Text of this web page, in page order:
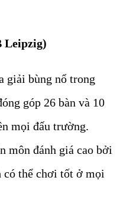
Leipzig)
giải bùng nổ trong
góp 26 bàn và 10
mọi đấu trường.
môn đánh giá cao bởi
có thể chơi tốt ở mọi